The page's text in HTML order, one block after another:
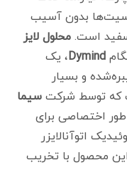
بدون آسیب
سفید است. محلول لایز
Dymind، یک
و بسیار
که توسط شرکت سیما
طور اختصاصی برای
اتوآنالایزر
محصول با تخریب